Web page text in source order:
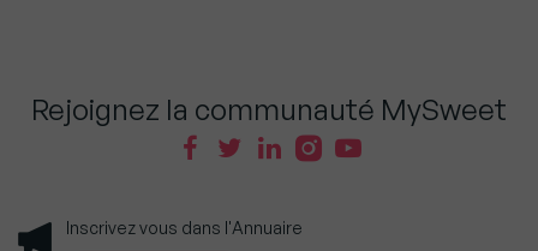
Rejoignez la communauté MySweet
Inscrivez vous dans l'Annuaire